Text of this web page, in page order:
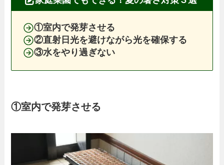
①室内で発芽させる
②直射日光を避けながら光を確保する
③水をやり過ぎない
①室内で発芽させる